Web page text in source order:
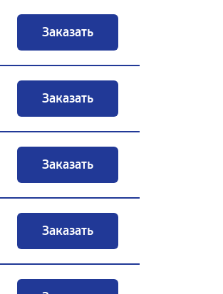
Заказать
Заказать
Заказать
Заказать